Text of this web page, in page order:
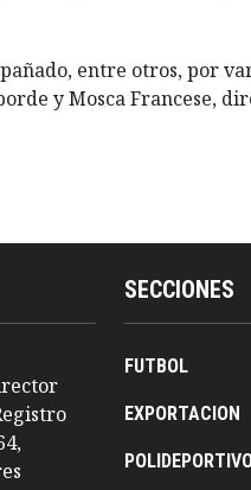
entre otros, por
y Mosca Francese,
SECCIONES
FUTBOL
EXPORTACION